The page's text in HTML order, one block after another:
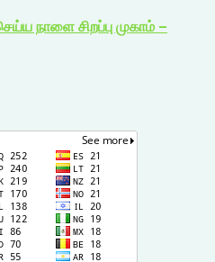
நாளை சிறப்பு முகாம் –